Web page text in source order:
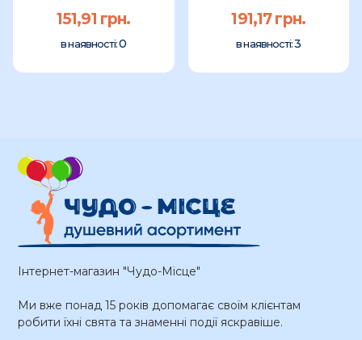
151,91 грн.
в наявності:0
191,17 грн.
в наявності:3
Інтернет-магазин "Чудо-Місце"
Ми вже понад 15 років допомагає своїм клієнтам
робити їхні свята та знаменні події яскравіше.